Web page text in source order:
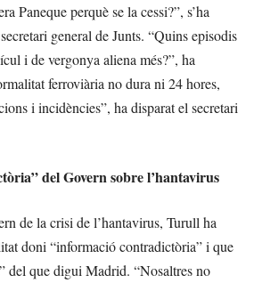
Paneque perquè se la cessi?”, s’ha
general de Junts. “Quins episodis
i de vergonya aliena més?”, ha
ferroviària no dura ni 24 hores,
i incidències”, ha disparat el secretari
del Govern sobre l’hantavirus
de la crisi de l’hantavirus, Turull ha
doni “informació contradictòria” i que
del que digui Madrid. “Nosaltres no